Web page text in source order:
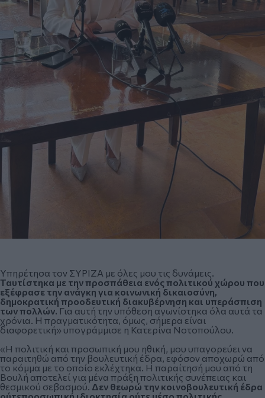
Υπηρέτησα τον ΣΥΡΙΖΑ με όλες μου τις δυνάμεις.
Ταυτίστηκα με την προσπάθεια ενός πολιτικού χώρου που
εξέφρασε την ανάγκη για κοινωνική δικαιοσύνη,
δημοκρατική προοδευτική διακυβέρνηση και υπεράσπιση
των πολλών. Για αυτή την υπόθεση αγωνίστηκα όλα αυτά τα
χρόνια. Η πραγματικότητα, όμως, σήμερα είναι
διαφορετική» υπογράμμισε η Κατερίνα Νοτοπούλου.
«Η πολιτική και προσωπική μου ηθική, μου υπαγορεύει να
παραιτηθώ από την βουλευτική έδρα, εφόσον αποχωρώ από
το κόμμα με το οποίο εκλέχτηκα. Η παραίτησή μου από τη
Βουλή αποτελεί για μένα πράξη πολιτικής συνέπειας και
θεσμικού σεβασμού. Δεν θεωρώ την κοινοβουλευτική έδρα